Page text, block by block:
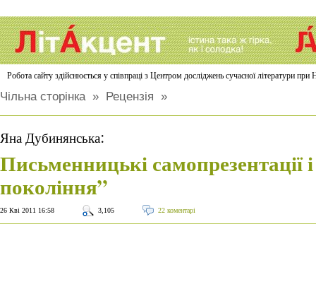
Робота сайту здійснюється у співпраці з Центром досліджень сучасної літератури
Чільна сторінка» Рецензія »
Яна Дубинянська:
Письменницькі самопрезентації
покоління”
26 Кві 2011 16:58 3,105 22 коментарі